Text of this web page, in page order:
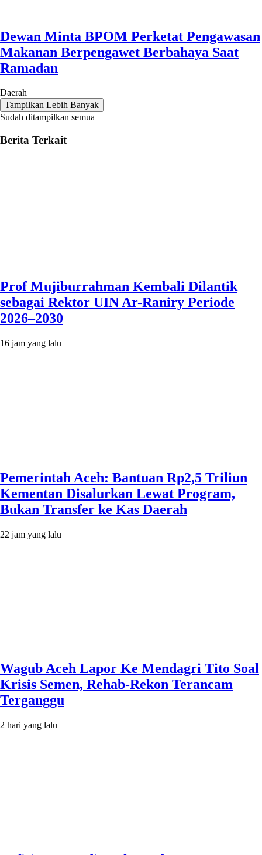
Dewan Minta BPOM Perketat Pengawasan
Makanan Berpengawet Berbahaya Saat
Ramadan
Daerah
Tampilkan Lebih Banyak
Sudah ditampilkan semua
Berita Terkait
Prof Mujiburrahman Kembali Dilantik
sebagai Rektor UIN Ar-Raniry Periode
2026–2030
16 jam yang lalu
Pemerintah Aceh: Bantuan Rp2,5 Triliun
Kementan Disalurkan Lewat Program,
Bukan Transfer ke Kas Daerah
22 jam yang lalu
Wagub Aceh Lapor Ke Mendagri Tito Soal
Krisis Semen, Rehab-Rekon Terancam
Terganggu
2 hari yang lalu